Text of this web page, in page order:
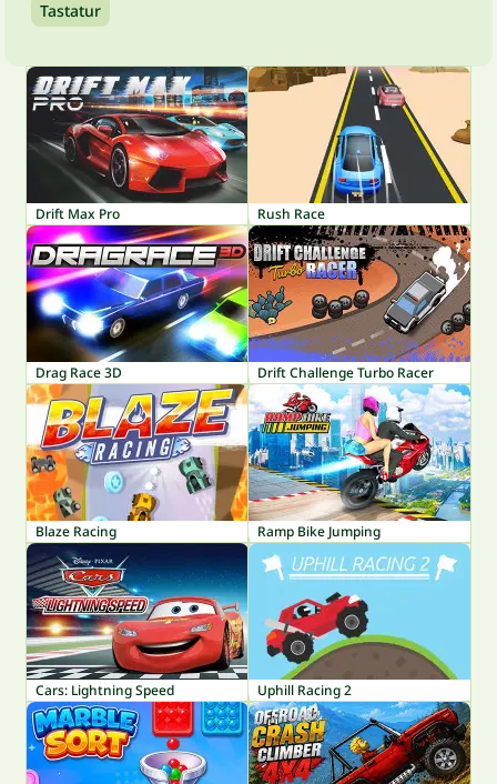
Tastatur
Drift Max Pro Rush Race
Drag Race 3D Drift Challenge Turbo Racer
Blaze Racing Ramp Bike Jumping
Cars: Lightning Speed Uphill Racing 2